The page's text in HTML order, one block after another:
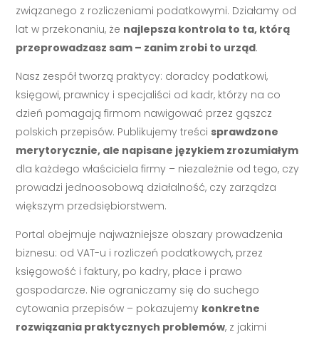
związanego z rozliczeniami podatkowymi. Działamy od
lat w przekonaniu, że najlepsza kontrola to ta, którą
przeprowadzasz sam – zanim zrobi to urząd.
Nasz zespół tworzą praktycy: doradcy podatkowi,
księgowi, prawnicy i specjaliści od kadr, którzy na co
dzień pomagają firmom nawigować przez gąszcz
polskich przepisów. Publikujemy treści sprawdzone
merytorycznie, ale napisane językiem zrozumiałym
dla każdego właściciela firmy – niezależnie od tego, czy
prowadzi jednoosobową działalność, czy zarządza
większym przedsiębiorstwem.
Portal obejmuje najważniejsze obszary prowadzenia
biznesu: od VAT-u i rozliczeń podatkowych, przez
księgowość i faktury, po kadry, płace i prawo
gospodarcze. Nie ograniczamy się do suchego
cytowania przepisów – pokazujemy konkretne
rozwiązania praktycznych problemów, z jakimi